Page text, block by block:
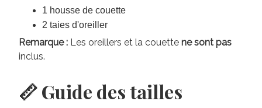
1 housse de couette
2 taies d'oreiller
Remarque : Les oreillers et la couette ne sont pas
inclus.
📏 Guide des tailles